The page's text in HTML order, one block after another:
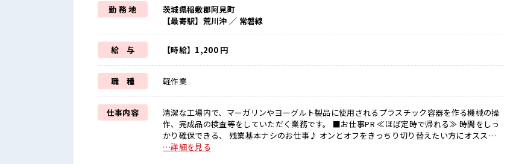
勤 務 地
茨城県稲敷郡阿見町
【最寄駅】荒川沖 ／ 常磐線
給 与 【時給】1,200 円
職 種 軽作業
仕事内容
清潔な工場内で、マーガリンやヨーグルト製品に使用されるプラスチック容器を作る機械の操
作、完成品の検査等をしていただく業務です。 ■お仕事PR ≪ほぼ定時で帰れる≫ 時間をしっ
かり確保できる、 残業基本ナシのお仕事♪ オンとオフをきっちり切り替えたい方にオスス
メ！ ≪女性も活躍中の職場≫ もちろん男性の応募もOKですよ！ ≪髪型自由≫ 基本的に髪色自
…詳細を見る